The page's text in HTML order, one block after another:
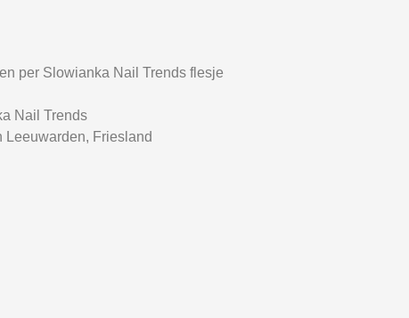
per Slowianka Nail Trends flesje
Nail Trends
Leeuwarden, Friesland